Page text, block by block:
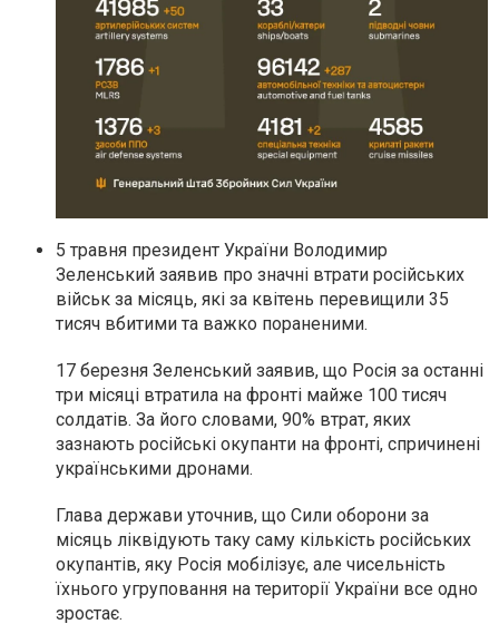
5 травня президент України Володимир
Зеленський заявив про значні втрати російських
військ за місяць, які за квітень перевищили 35
тисяч вбитими та важко пораненими.
17 березня Зеленський заявив, що Росія за останні
три місяці втратила на фронті майже 100 тисяч
солдатів. За його словами, 90% втрат, яких
зазнають російські окупанти на фронті, спричинені
українськими дронами.
Глава держави уточнив, що Сили оборони за
місяць ліквідують таку саму кількість російських
окупантів, яку Росія мобілізує, але чисельність
їхнього угруповання на території України все одно
зростає.